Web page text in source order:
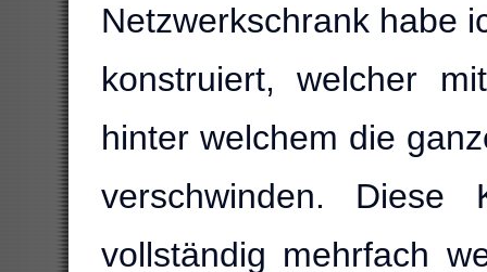
Netzwerkschrank habe
konstruiert, welcher
hinter welchem die
verschwinden. Diese
vollständig mehrfach